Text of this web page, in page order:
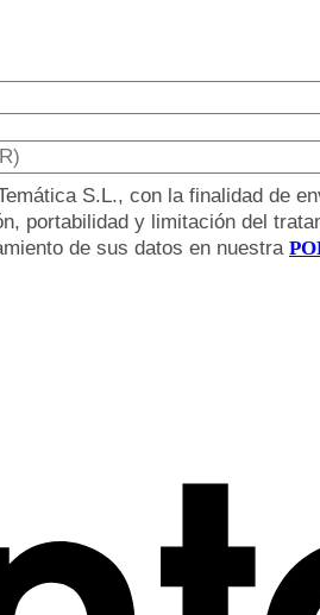
S.L., con la finalidad de
portabilidad y limitación del
de sus datos en nuestra